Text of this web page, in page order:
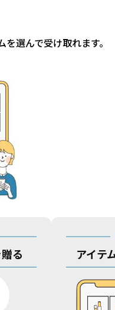
選んで受け取れます。
る アイテ